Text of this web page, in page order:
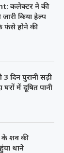
कलेक्टर ने की
किया हेल्प
फंसे होने की
दिन पुरानी सड़ी
में दूषित पानी
के शव की
थाने